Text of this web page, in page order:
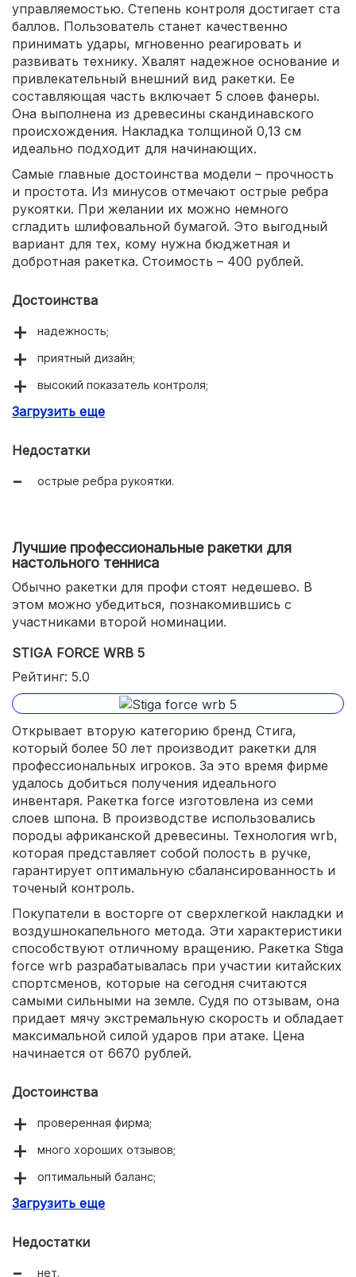
управляемостью. Степень контроля достигает ста
баллов. Пользователь станет качественно
принимать удары, мгновенно реагировать и
развивать технику. Хвалят надежное основание и
привлекательный внешний вид ракетки. Ее
составляющая часть включает 5 слоев фанеры.
Она выполнена из древесины скандинавского
происхождения. Накладка толщиной 0,13 см
идеально подходит для начинающих.
Самые главные достоинства модели – прочность
и простота. Из минусов отмечают острые ребра
рукоятки. При желании их можно немного
сгладить шлифовальной бумагой. Это выгодный
вариант для тех, кому нужна бюджетная и
добротная ракетка. Стоимость – 400 рублей.
Достоинства
надежность;
приятный дизайн;
высокий показатель контроля;
доступна по цене.
Загрузить еще
Недостатки
острые ребра рукоятки.
Лучшие профессиональные ракетки для
настольного тенниса
Обычно ракетки для профи стоят недешево. В
этом можно убедиться, познакомившись с
участниками второй номинации.
STIGA FORCE WRB 5
Рейтинг: 5.0
Открывает вторую категорию бренд Стига,
который более 50 лет производит ракетки для
профессиональных игроков. За это время фирме
удалось добиться получения идеального
инвентаря. Ракетка force изготовлена из семи
слоев шпона. В производстве использовались
породы африканской древесины. Технология wrb,
которая представляет собой полость в ручке,
гарантирует оптимальную сбалансированность и
точеный контроль.
Покупатели в восторге от сверхлегкой накладки и
воздушнокапельного метода. Эти характеристики
способствуют отличному вращению. Ракетка Stiga
force wrb разрабатывалась при участии китайских
спортсменов, которые на сегодня считаются
самыми сильными на земле. Судя по отзывам, она
придает мячу экстремальную скорость и обладает
максимальной силой ударов при атаке. Цена
начинается от 6670 рублей.
Достоинства
проверенная фирма;
много хороших отзывов;
оптимальный баланс;
качественная древесина;
Загрузить еще
Недостатки
нет.